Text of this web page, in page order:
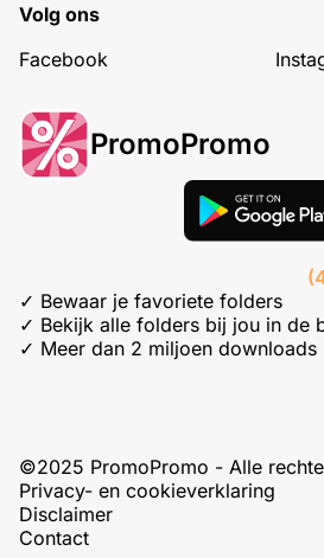
Volg ons
Facebook
PromoPromo
✓ Bewaar je favoriete folders
✓ Bekijk alle folders bij jou in de
✓ Meer dan 2 miljoen downloads
©2025 PromoPromo - Alle
Privacy- en cookieverklaring
Disclaimer
Contact